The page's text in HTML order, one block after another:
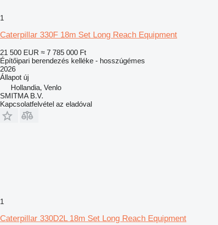
1
Caterpillar 330F 18m Set Long Reach Equipment
21 500 EUR ≈ 7 785 000 Ft
Építőipari berendezés kelléke - hosszúgémes
2026
Állapot új
Hollandia, Venlo
SMITMA B.V.
Kapcsolatfelvétel az eladóval
1
Caterpillar 330D2L 18m Set Long Reach Equipment